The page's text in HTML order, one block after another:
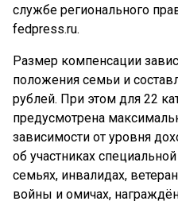
службе регионального
fedpress.ru.
Размер компенсации
положения семьи и
рублей. При этом для 22
предусмотрена
зависимости от уровня
об участниках
семьях, инвалидах,
войны и омичах,